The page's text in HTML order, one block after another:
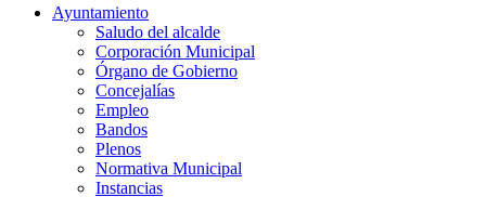
Ayuntamiento
Saludo del alcalde
Corporación Municipal
Órgano de Gobierno
Concejalías
Empleo
Bandos
Plenos
Normativa Municipal
Instancias